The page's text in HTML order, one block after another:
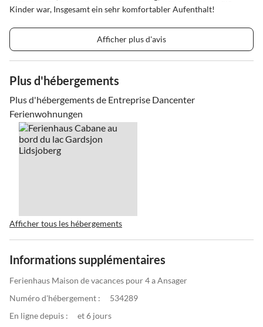
Kinder war, Insgesamt ein sehr komfortabler Aufenthalt!
Afficher plus d'avis
Plus d'hébergements
Plus d'hébergements de Entreprise Dancenter
Ferienwohnungen
Afficher tous les hébergements
Informations supplémentaires
Ferienhaus Maison de vacances pour 4 a Ansager
Numéro d'hébergement :
534289
En ligne depuis :
et 6 jours